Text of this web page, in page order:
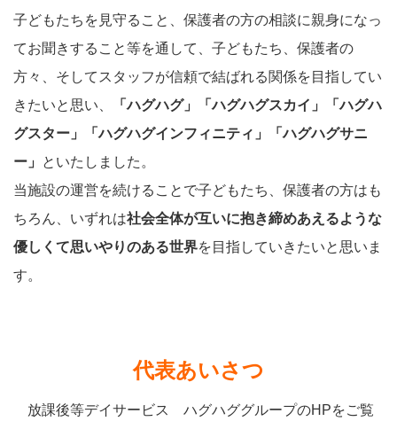
子どもたちを見守ること、保護者の方の相談に親身になっ
てお聞きすること等を通して、子どもたち、保護者の
方々、そしてスタッフが信頼で結ばれる関係を目指してい
きたいと思い、
「ハグハグ」「ハグハグスカイ」「ハグハ
グスター」「ハグハグインフィニティ」「ハグハグサニ
ー」
といたしました。
当施設の運営を続けることで子どもたち、保護者の方はも
ちろん、いずれは社会全体が互いに抱き締めあえるような
優しくて思いやりのある世界を目指していきたいと思いま
す。
代表あいさつ
放課後等デイサービス ハグハググループのHPをご覧